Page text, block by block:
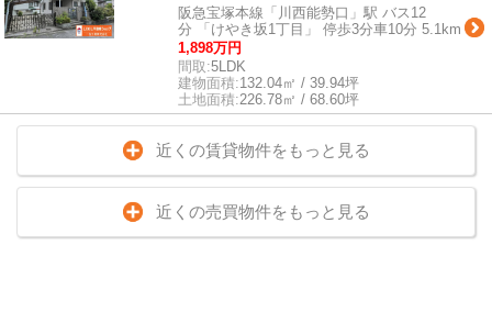
阪急宝塚本線「川西能勢口」駅 バス12
分 「けやき坂1丁目」 停歩3分車10分 5.1km
1,898万円
間取:5LDK
建物面積:132.04㎡ / 39.94坪
土地面積:226.78㎡ / 68.60坪
近くの賃貸物件をもっと見る
近くの売買物件をもっと見る